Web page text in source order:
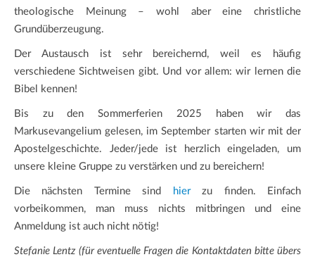
theologische Meinung – wohl aber eine christliche
Grundüberzeugung.
Der Austausch ist sehr bereichernd, weil es häufig
verschiedene Sichtweisen gibt. Und vor allem: wir lernen die
Bibel kennen!
Bis zu den Sommerferien 2025 haben wir das
Markusevangelium gelesen, im September starten wir mit der
Apostelgeschichte. Jeder/jede ist herzlich eingeladen, um
unsere kleine Gruppe zu verstärken und zu bereichern!
Die nächsten Termine sind hierzu finden. Einfach
vorbeikommen, man muss nichts mitbringen und eine
Anmeldung ist auch nicht nötig!
Stefanie Lentz (für eventuelle Fragen die Kontaktdaten bitte übers